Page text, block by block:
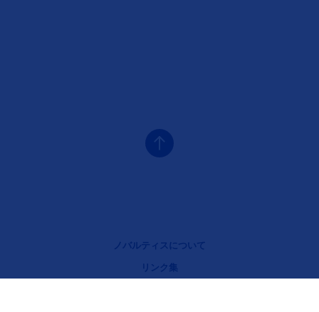
Legal [Footer Second]ノバルティスについて
リンク集